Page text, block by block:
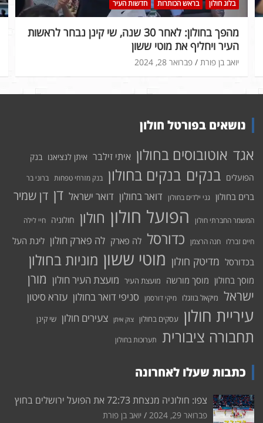
בלוג חולון בראש הכותרות חדשות העיר
מהפך בחולון: לאחר 30 שנה, שי קינן נבחר לראשות
העיר ויחליף את מוטי ששון
פברואר 28, 2024 יואב בן פורת
נושאים בפורטל חולון
אגד אוטובוסים בחולון איתי זילבר איתן לנציאנו בנק
הפועלים בנקים בנקים בחולון בנק מזרחי טפחות ברוני בר
ברים בחולון גני ילדים בחולון דואר בחולון דואר ישראל דן דן שמיר
המשמר החברתי חולון הפועל חולון חולון חולוניה חיי לילה
חיים זברלו חנה הרצמן כדורסל לה פארק לה פארק חולון ליגת העל
בכדורסל מדיטק חולון מוטי ששון מוניות בחולון
מוסך בחולון מוסך מורשה מועצת העיר מועצת העיר חולון מורן
ישראל מיקאל בוזגלו מיקי דורסמן סניפי דואר בחולון עזרא סיטון
עיריית חולון עסקים בחולון צוק איתן צעירים חולון שי קינן
תחבורה ציבורית תערוכות בחולון
כתבות שעלו לאחרונה
צפו: חולוניה מנצחת 72:73 את הפועל ירושלים בחוץ
פברואר 29, 2024 יואב בן פורת